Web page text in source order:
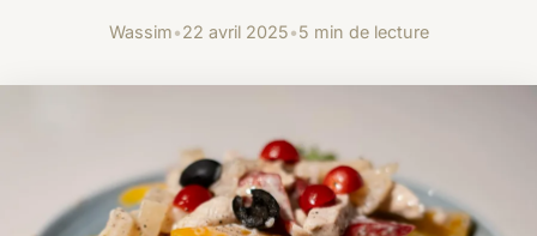
Wassim•22 avril 2025•5 min de lecture